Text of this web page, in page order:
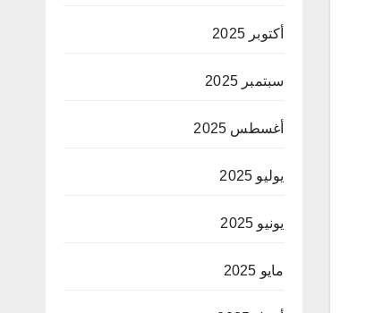
أكتوبر 2025
سبتمبر 2025
أغسطس 2025
يوليو 2025
يونيو 2025
مايو 2025